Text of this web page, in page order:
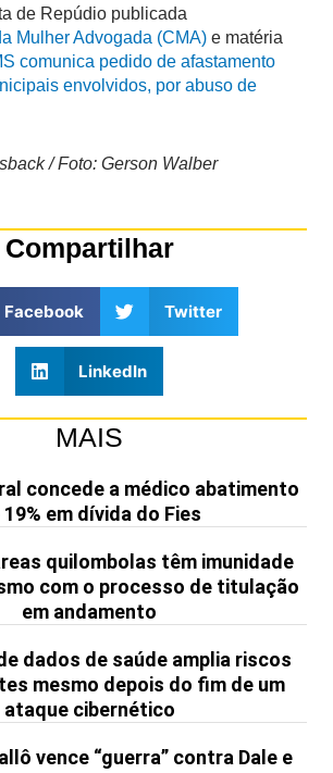
de Repúdio publicada
Mulher Advogada (CMA)e matéria
comunica pedido de afastamento
envolvidos, por abuso de
/ Foto: Gerson Walber
Compartilhar
Facebook Twitter
LinkedIn
MAIS
concede a médico abatimento
19% em dívida do Fies
quilombolas têm imunidade
com o processo de titulação
em andamento
dados de saúde amplia riscos
mesmo depois do fim de um
ataque cibernético
vence “guerra” contra Dale e